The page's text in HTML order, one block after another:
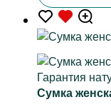
Гарантия
Сумка